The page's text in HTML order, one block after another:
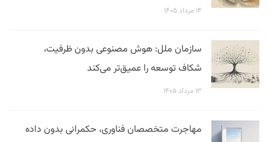
۱۴ مرداد ۱۴۰۵
سازمان ملل: هوش مصنوعی بدون ظرفیت،
شکاف توسعه را عمیق‌تر می‌کند
۱۳ مرداد ۱۴۰۵
مهاجرت متخصصان فناوری، حکمرانی بدون داده